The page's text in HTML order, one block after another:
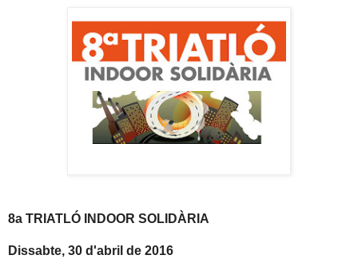
8a TRIATLÓ INDOOR SOLIDÀRIA
Dissabte, 30 d'abril de 2016